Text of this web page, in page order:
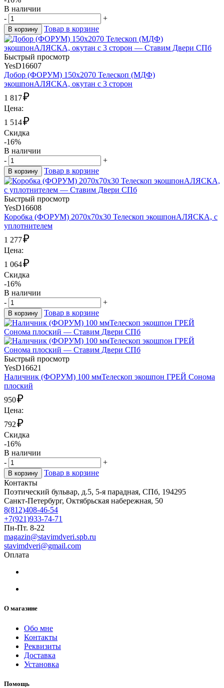
В наличии
-
+
В корзину Товар в корзине
Быстрый просмотр
YesD16607
Добор (ФОРУМ) 150х2070 Телескоп (МДФ)
экошпонАЛЯСКА, окутан с 3 сторон
1 817₽
Цена:
1 514₽
Скидка
-16%
В наличии
-
+
В корзину Товар в корзине
Быстрый просмотр
YesD16608
Коробка (ФОРУМ) 2070х70х30 Телескоп экошпонАЛЯСКА, с
уплотнителем
1 277₽
Цена:
1 064₽
Скидка
-16%
В наличии
-
+
В корзину Товар в корзине
Быстрый просмотр
YesD16621
Наличник (ФОРУМ) 100 ммТелескоп экошпон ГРЕЙ Сонома
плоский
950₽
Цена:
792₽
Скидка
-16%
В наличии
-
+
В корзину
Товар в корзине
Контакты
Поэтический бульвар, д.5, 5-я парадная, СПб, 194295
Санкт-Петербург, Октябрьская набережная, 50
8(812)408-46-54
+7(921)933-74-71
Пн-Пт. 8-22
magazin@stavimdveri.spb.ru
stavimdveri@gmail.com
Оплата
О магазине
Обо мне
Контакты
Реквизиты
Доставка
Установка
Помощь